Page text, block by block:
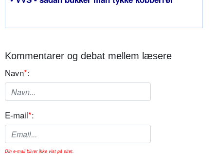
Kommentarer og debat mellem læsere
Navn*:
E-mail*:
Din e-mail bliver ikke vist på sitet.